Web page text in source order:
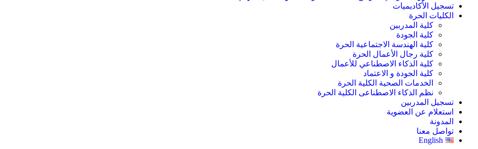
تسجيل الأكاديميات
الكليات الحرة
كلية المدربين
كلية الجودة
كلية الهندسة الاجتماعية الحرة
كلية رجال الأعمال الحرة
كلية الذكاء الاصطناعي للأعمال
كلية الجودة و الاعتماد
الخدمات الصحية الكلية الحرة
نظم الذكاء الاصطناعى الكلية الحرة
تسجيل المدربين
استعلام عن العضوية
المدونة
تواصل معنا
English